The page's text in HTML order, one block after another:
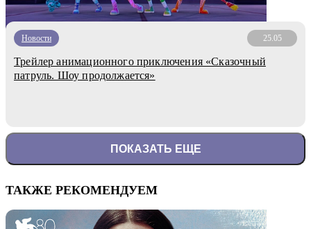
Новости 25.05
Трейлер анимационного приключения «Сказочный
патруль. Шоу продолжается»
ПОКАЗАТЬ ЕЩЕ
ТАКЖЕ РЕКОМЕНДУЕМ